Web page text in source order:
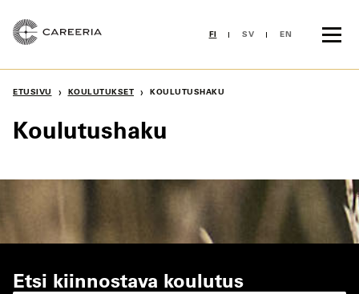
sisältöön
FI SV EN
ETUSIVU › KOULUTUKSET › KOULUTUSHAKU
Koulutushaku
Etsi kiinnostava koulutus